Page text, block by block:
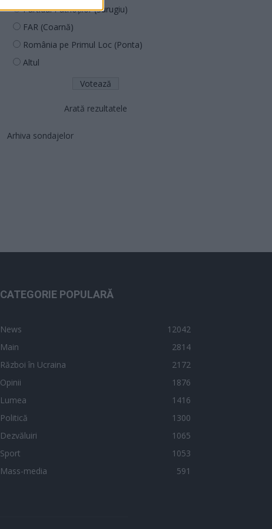
Partidul Patrioților (Surugiu)
FAR (Coarnă)
România pe Primul Loc (Ponta)
Altul
Arată rezultatele
Arhiva sondajelor
CATEGORIE POPULARĂ
News
12042
Main
2814
Război în Ucraina
2172
Opinii
1876
Lumea
1416
Politică
1300
Dezvăluiri
1065
Sport
1053
Mass-media
591